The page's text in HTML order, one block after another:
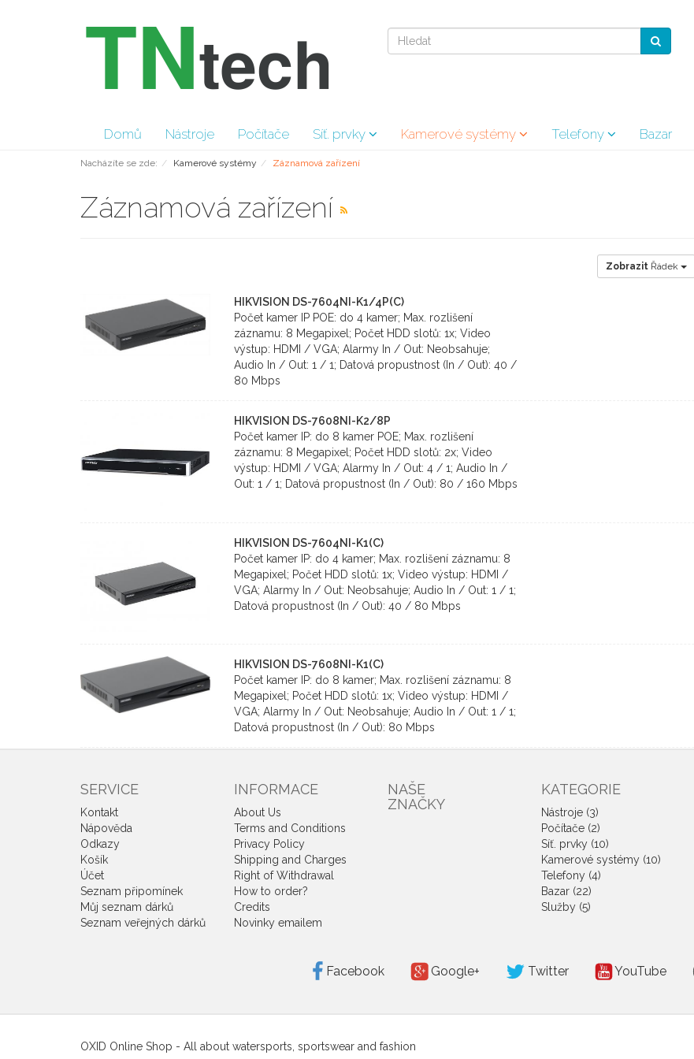
Domů Nástroje Počítače Síť. prvky Kamerové systémy Telefony Bazar
Nacházíte se zde: Kamerové systémy Záznamová zařízení
Záznamová zařízení
Zobrazit Řádek
HIKVISION DS-7604NI-K1/4P(C)
Počet kamer IP POE: do 4 kamer; Max. rozlišení
záznamu: 8 Megapixel; Počet HDD slotů: 1x; Video
výstup: HDMI / VGA; Alarmy In / Out: Neobsahuje;
Audio In / Out: 1 / 1; Datová propustnost (In / Out): 40 /
80 Mbps
HIKVISION DS-7608NI-K2/8P
Počet kamer IP: do 8 kamer POE; Max. rozlišení
záznamu: 8 Megapixel; Počet HDD slotů: 2x; Video
výstup: HDMI / VGA; Alarmy In / Out: 4 / 1; Audio In /
Out: 1 / 1; Datová propustnost (In / Out): 80 / 160 Mbps
HIKVISION DS-7604NI-K1(C)
Počet kamer IP: do 4 kamer; Max. rozlišení záznamu: 8
Megapixel; Počet HDD slotů: 1x; Video výstup: HDMI /
VGA; Alarmy In / Out: Neobsahuje; Audio In / Out: 1 / 1;
Datová propustnost (In / Out): 40 / 80 Mbps
HIKVISION DS-7608NI-K1(C)
Počet kamer IP: do 8 kamer; Max. rozlišení záznamu: 8
Megapixel; Počet HDD slotů: 1x; Video výstup: HDMI /
VGA; Alarmy In / Out: Neobsahuje; Audio In / Out: 1 / 1;
Datová propustnost (In / Out): 80 Mbps
SERVICE
Kontakt
Nápověda
Odkazy
Košík
Účet
Seznam připomínek
Můj seznam dárků
Seznam veřejných dárků
INFORMACE
About Us
Terms and Conditions
Privacy Policy
Shipping and Charges
Right of Withdrawal
How to order?
Credits
Novinky emailem
NAŠE
ZNAČKY
KATEGORIE
Nástroje (3)
Počítače (2)
Síť. prvky (10)
Kamerové systémy (10)
Telefony (4)
Bazar (22)
Služby (5)
Facebook Google+ Twitter YouTube
OXID Online Shop - All about watersports, sportswear and fashion